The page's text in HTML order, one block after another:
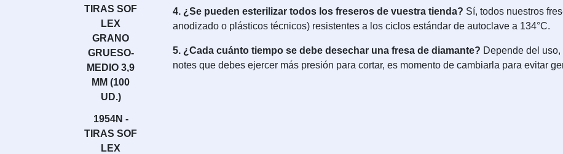
TIRAS SOF
LEX
GRANO
GRUESO-
MEDIO 3,9
MM (100
UD.)
1954N -
TIRAS SOF
LEX
4. ¿Se pueden esterilizar todos los freseros de vuestra tienda? Sí, todos nuestros
anodizado o plásticos técnicos) resistentes a los ciclos estándar de autoclave a 134°C.
5. ¿Cada cuánto tiempo se debe desechar una fresa de diamante? Depende del
notes que debes ejercer más presión para cortar, es momento de cambiarla para evitar